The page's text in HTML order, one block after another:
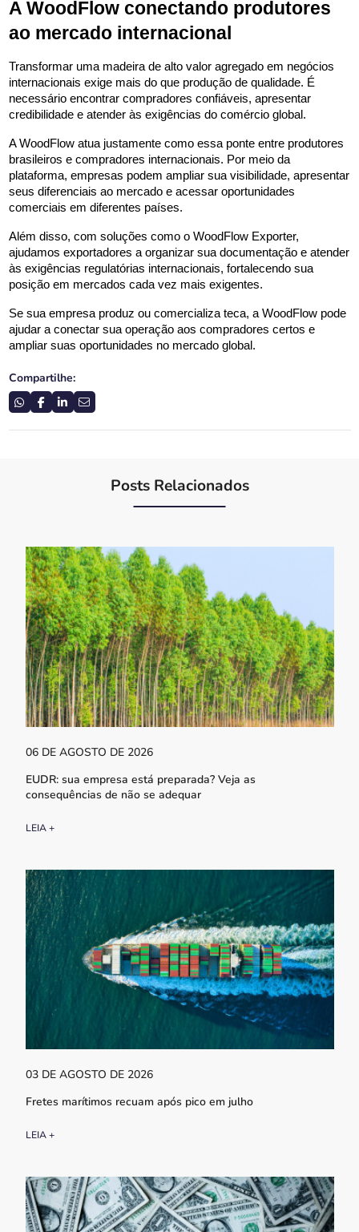
A WoodFlow conectando produtores
ao mercado internacional
Transformar uma madeira de alto valor agregado em negócios
internacionais exige mais do que produção de qualidade. É
necessário encontrar compradores confiáveis, apresentar
credibilidade e atender às exigências do comércio global.
A WoodFlow atua justamente como essa ponte entre produtores
brasileiros e compradores internacionais. Por meio da
plataforma, empresas podem ampliar sua visibilidade, apresentar
seus diferenciais ao mercado e acessar oportunidades
comerciais em diferentes países.
Além disso, com soluções como o WoodFlow Exporter,
ajudamos exportadores a organizar sua documentação e atender
às exigências regulatórias internacionais, fortalecendo sua
posição em mercados cada vez mais exigentes.
Se sua empresa produz ou comercializa teca, a WoodFlow pode
ajudar a conectar sua operação aos compradores certos e
ampliar suas oportunidades no mercado global.
Compartilhe:
Posts Relacionados
06 DE AGOSTO DE 2026
EUDR: sua empresa está preparada? Veja as
consequências de não se adequar
LEIA +
03 DE AGOSTO DE 2026
Fretes marítimos recuam após pico em julho
LEIA +